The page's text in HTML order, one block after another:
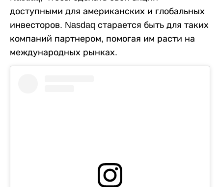
доступными для американских и глобальных
инвесторов. Nasdaq старается быть для таких
компаний партнером, помогая им расти на
международных рынках.